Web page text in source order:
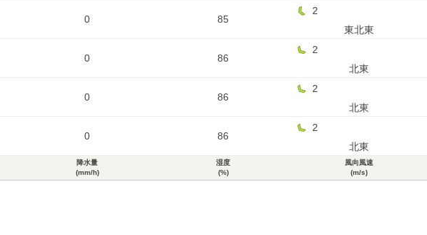
0 85
2
東北東
0 86
2
北東
0 86
2
北東
0 86
2
北東
降水量
(mm/h)
湿度
(%)
風向風速
(m/s)